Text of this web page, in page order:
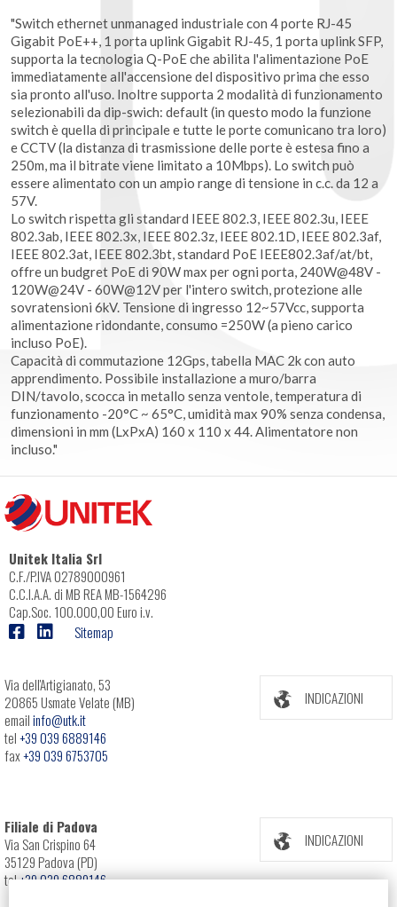
"Switch ethernet unmanaged industriale con 4 porte RJ-45
Gigabit PoE++, 1 porta uplink Gigabit RJ-45, 1 porta uplink SFP,
supporta la tecnologia Q-PoE che abilita l'alimentazione PoE
immediatamente all'accensione del dispositivo prima che esso
sia pronto all'uso. Inoltre supporta 2 modalità di funzionamento
selezionabili da dip-swich: default (in questo modo la funzione
switch è quella di principale e tutte le porte comunicano tra loro)
e CCTV (la distanza di trasmissione delle porte è estesa fino a
250m, ma il bitrate viene limitato a 10Mbps). Lo switch può
essere alimentato con un ampio range di tensione in c.c. da 12 a
57V.
Lo switch rispetta gli standard IEEE 802.3, IEEE 802.3u, IEEE
802.3ab, IEEE 802.3x, IEEE 802.3z, IEEE 802.1D, IEEE 802.3af,
IEEE 802.3at, IEEE 802.3bt, standard PoE IEEE802.3af/at/bt,
offre un budgret PoE di 90W max per ogni porta, 240W@48V -
120W@24V - 60W@12V per l'intero switch, protezione alle
sovratensioni 6kV. Tensione di ingresso 12~57Vcc, supporta
alimentazione ridondante, consumo =250W (a pieno carico
incluso PoE).
Capacità di commutazione 12Gps, tabella MAC 2k con auto
apprendimento. Possibile installazione a muro/barra
DIN/tavolo, scocca in metallo senza ventole, temperatura di
funzionamento -20°C ~ 65°C, umidità max 90% senza condensa,
dimensioni in mm (LxPxA) 160 x 110 x 44. Alimentatore non
incluso."
Unitek Italia Srl
C.F./P.IVA 02789000961
C.C.I.A.A. di MB REA MB-1564296
Cap.Soc. 100.000,00 Euro i.v.
Sitemap
Via dell'Artigianato, 53
20865 Usmate Velate (MB)
emailinfo@utk.it
tel+39 039 6889146
fax+39 039 6753705
INDICAZIONI
Filiale di Padova
Via San Crispino 64
35129 Padova (PD)
tel+39 039 6889146
INDICAZIONI